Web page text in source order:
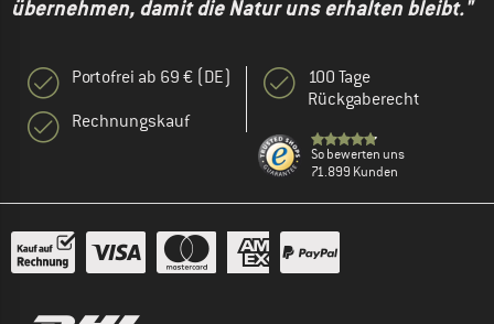
übernehmen, damit die Natur uns erhalten bleibt."
Portofrei ab 69 € (DE)
Rechnungskauf
100 Tage
Rückgaberecht
So bewerten uns
71.899 Kunden